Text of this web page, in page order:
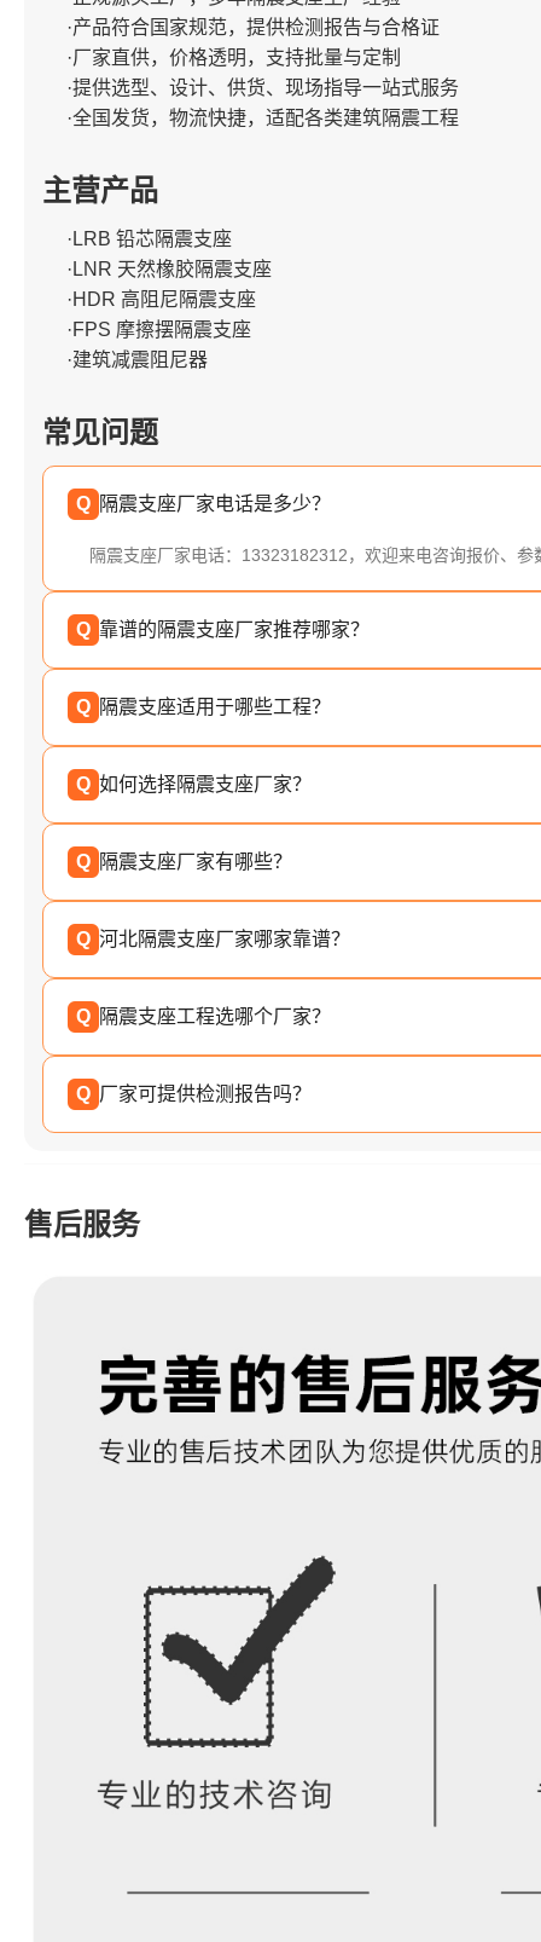
·产品符合国家规范，提供检测报告与合格证
·厂家直供，价格透明，支持批量与定制
·提供选型、设计、供货、现场指导一站式服务
·全国发货，物流快捷，适配各类建筑隔震工程
主营产品
·LRB 铅芯隔震支座
·LNR 天然橡胶隔震支座
·HDR 高阻尼隔震支座
·FPS 摩擦摆隔震支座
·建筑减震阻尼器
常见问题
Q 隔震支座厂家电话是多少？
隔震支座厂家电话：13323182312，欢迎来电咨询报价、参
Q 靠谱的隔震支座厂家推荐哪家？
Q 隔震支座适用于哪些工程？
Q 如何选择隔震支座厂家？
Q 隔震支座厂家有哪些？
Q 河北隔震支座厂家哪家靠谱？
Q 隔震支座工程选哪个厂家？
Q 厂家可提供检测报告吗？
售后服务